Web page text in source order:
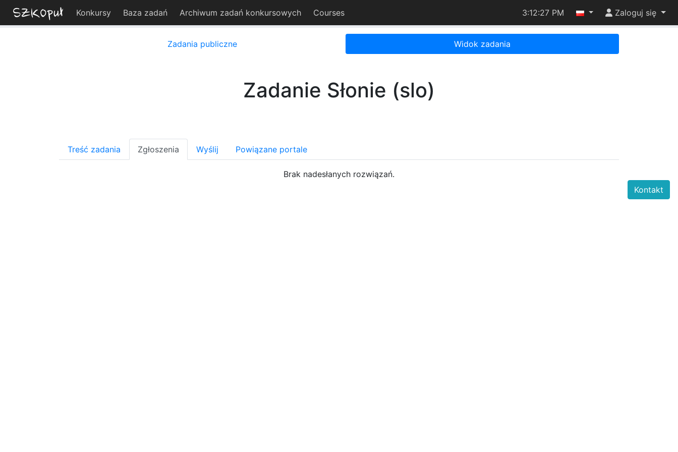
Konkursy Baza zadań Archiwum zadań konkursowych Courses 3:12:27 PM Zaloguj się
Zadania publiczne Widok zadania
Zadanie Słonie (slo)
Treść zadania Zgłoszenia Wyślij Powiązane portale
Brak nadesłanych rozwiązań.
Kontakt